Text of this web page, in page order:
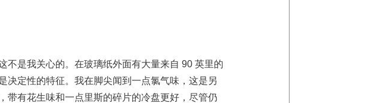
不是我关心的。在玻璃纸外面有大量来自 90 英里的
决定性的特征。我在脚尖闻到一点氯气味，这是另
带有花生味和一点里斯的碎片的冷盘更好，尽管仍